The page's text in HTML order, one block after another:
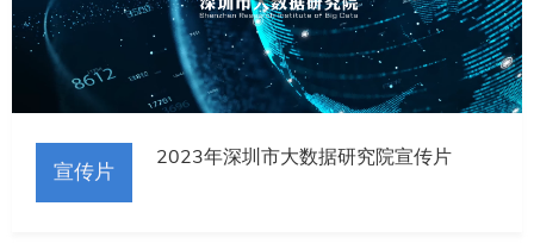
宣传片
2023年深圳市大数据研究院宣传片